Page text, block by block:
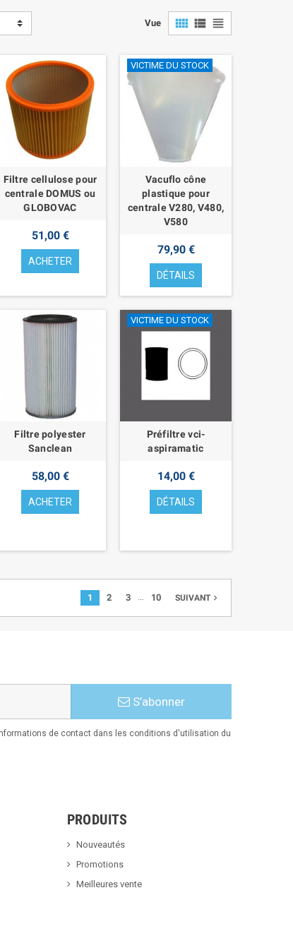
Vue view_comfy view_list view_headline
Filtre cellulose pour
centrale DOMUS ou
GLOBOVAC
51,00 €
ACHETER
VICTIME DU STOCK
Vacuflo cône
plastique pour
centrale V280, V480,
V580
79,90 €
DÉTAILS
Filtre polyester
Sanclean
58,00 €
ACHETER
VICTIME DU STOCK
Préfiltre vci-
aspiramatic
14,00 €
DÉTAILS
1 2 3 10 SUIVANTnavigate_next
S’abonner
de contact dans les conditions d'utilisation du
PRODUITS
Nouveautés
Promotions
Meilleures vente